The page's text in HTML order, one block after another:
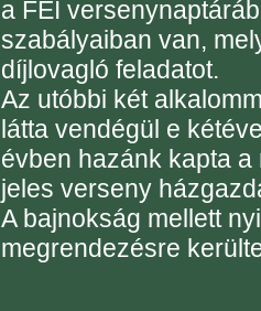
a FEI
szabályaiban van,
díjlovagló feladatot.
Az utóbbi két
látta vendégül e
évben hazánk kapta
jeles verseny
A bajnokság mellett
megrendezésre